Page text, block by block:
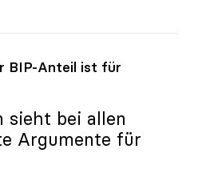
und Kunst als Garanten
BIP-Anteil ist für
sieht bei allen
Argumente für